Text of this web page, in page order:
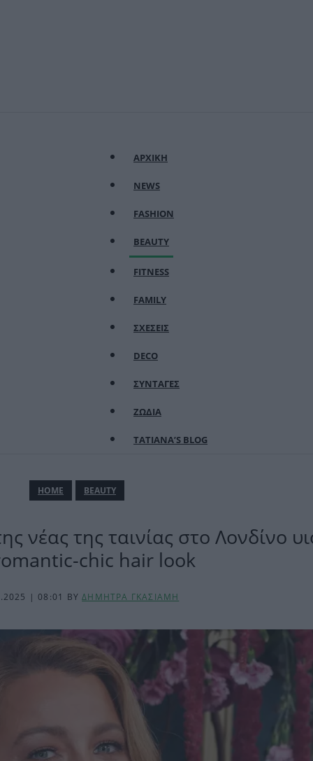
ΑΡΧΙΚΗ
NEWS
FASHION
BEAUTY
FITNESS
FAMILY
ΣΧΕΣΕΙΣ
DECO
ΣΥΝΤΑΓΕΣ
ΖΩΔΙΑ
TATIANA’S BLOG
ΗΟΜΕ BEAUTY
νέας της ταινίας στο Λονδίνο
chic hair look
| 08:01 BYΔΗΜΗΤΡΑ ΓΚΑΣΙΑΜΗ